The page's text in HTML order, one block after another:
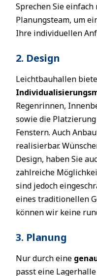
Sprechen Sie
Planungsteam, um
Ihre individuellen
2. Design
Leichtbauhallen
Regenrinnen,
sowie die
Fenstern. Auch
realisierbar.
Design, haben Sie
zahlreiche
sind jedoch
eines traditionellen
können wir keine
3. Planung
Nur durch eine
passt eine